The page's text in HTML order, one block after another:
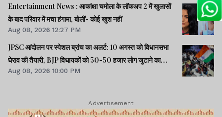
Entertainment News : आकांक्षा चमोला के लॉकअप 2 में खुलासों
के बाद परिवार में मचा हंगामा, बोलीं- कोई खुश नहीं
Aug 08, 2026 12:27 PM
JPSC आंदोलन पर स्पेशल ब्रांच का अलर्ट: 10 अगस्त को विधानसभा
घेराव की तैयारी, BJP विधायकों को 50-50 हजार लोग जुटाने का
टास्क
Aug 08, 2026 10:00 PM
Advertisement